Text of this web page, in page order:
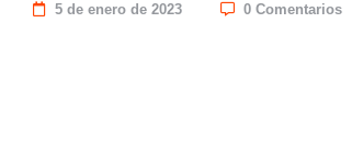
5 de enero de 2023 0 Comentarios